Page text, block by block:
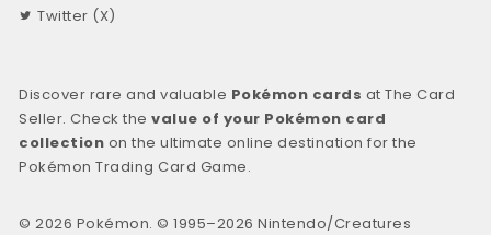
Twitter (X)
Discover rare and valuable Pokémon cards at The Card
Seller. Check thevalue of your Pokémon card
collection on the ultimate online destination for the
Pokémon Trading Card Game.
© 2026 Pokémon. © 1995–2026 Nintendo/Creatures